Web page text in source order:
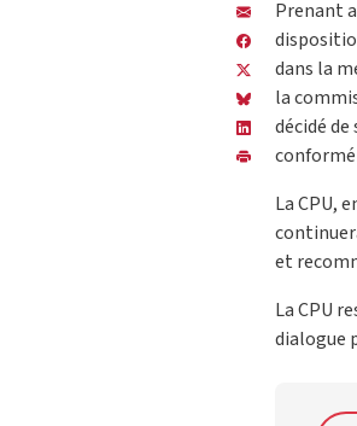
Prenant
dans la
la
décidé
La CPU,
et
La CPU
dialogue